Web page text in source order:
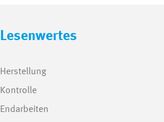
Lesenwertes
Herstellung
Kontrolle
Endarbeiten